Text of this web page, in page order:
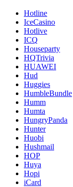
Hotline
IceCasino
Hotlive
ICQ
Houseparty
HQTrivia
HUAWEI
Hud
Huggies
HumbleBundle
Humm
Humta
HungryPanda
Hunter
Huobi
Hushmail
HOP
Huya
Hopi
iCard